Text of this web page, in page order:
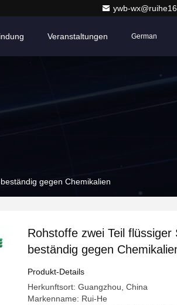
ywb-
Veranstaltungen German
gegen Chemikalien
Rohstoffe zwei Teil flüssiger
beständig gegen
Produkt-Details
Herkunftsort: Guangzhou, China
Markenname: Rui-He